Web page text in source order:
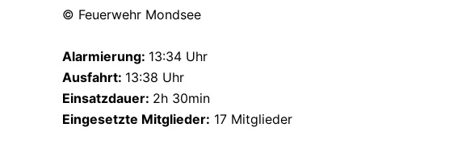
© Feuerwehr Mondsee
Alarmierung: 13:34 Uhr
Ausfahrt: 13:38 Uhr
Einsatzdauer: 2h 30min
Eingesetzte Mitglieder: 17 Mitglieder